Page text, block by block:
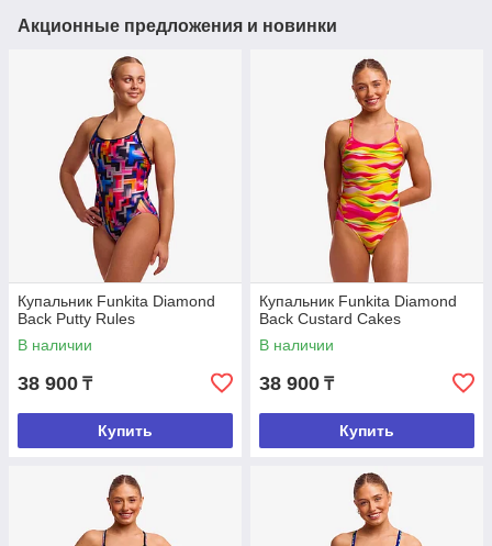
Акционные предложения и новинки
Купальник Funkita Diamond
Back Putty Rules
В наличии
38 900 ₸
Купить
Купальник Funkita Diamond
Back Custard Cakes
В наличии
38 900 ₸
Купить